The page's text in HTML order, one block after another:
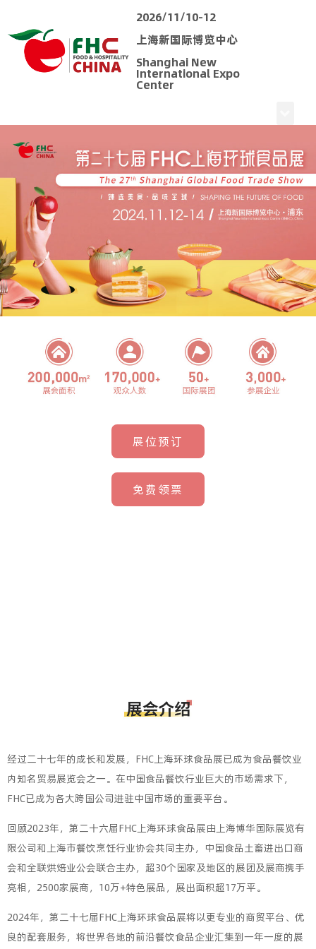
2026/11/10-12
上海新国际博览中心
Shanghai New
International Expo
Center
展位预订
免费领票
经过二十七年的成长和发展，FHC上海环球食品展已成为食品餐饮业
内知名贸易展览会之一。在中国食品餐饮行业巨大的市场需求下，
FHC已成为各大跨国公司进驻中国市场的重要平台。
回顾2023年，第二十六届FHC上海环球食品展由上海博华国际展览有
限公司和上海市餐饮烹饪行业协会共同主办，中国食品土畜进出口商
会和全联烘焙业公会联合主办，超30个国家及地区的展团及展商携手
亮相，2500家展商，10万+特色展品，展出面积超17万平。
2024年，第二十七届FHC上海环球食品展将以更专业的商贸平台、优
良的配套服务，将世界各地的前沿餐饮食品企业汇集到一年一度的展